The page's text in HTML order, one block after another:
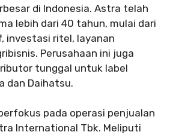
di Indonesia. Astra telah
lebih dari 40 tahun, mulai dari
investasi ritel, layanan
Perusahaan ini juga
tunggal untuk label
dan Daihatsu.
pada operasi penjualan
International Tbk. Meliputi